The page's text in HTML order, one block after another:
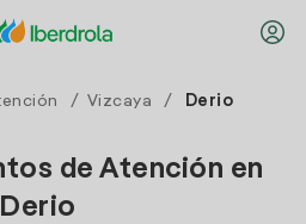
/ Vizcaya / Derio
de Atención en
Derio